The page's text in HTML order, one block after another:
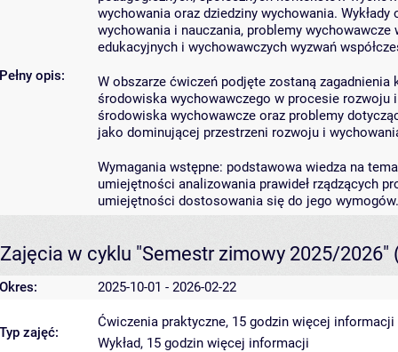
Pełny opis:
wychowania oraz dziedziny wychowania.
wychowania i nauczania, problemy
edukacyjnych i wychowawczych wyzwań
W obszarze ćwiczeń podjęte zostaną
środowiska wychowawczego w procesie rozwoju
środowiska wychowawcze oraz problemy
jako dominującej przestrzeni rozwoju i
Wymagania wstępne: podstawowa wiedza na
umiejętności analizowania prawideł rządzących
umiejętności dostosowania się do jego wymogów.
Zajęcia w cyklu "Semestr zimowy 2025/2026"
Okres: 2025-10-01 - 2026-02-22
Typ zajęć:
Ćwiczenia praktyczne, 15 godzin więcej informacji
Wykład, 15 godzin więcej informacji